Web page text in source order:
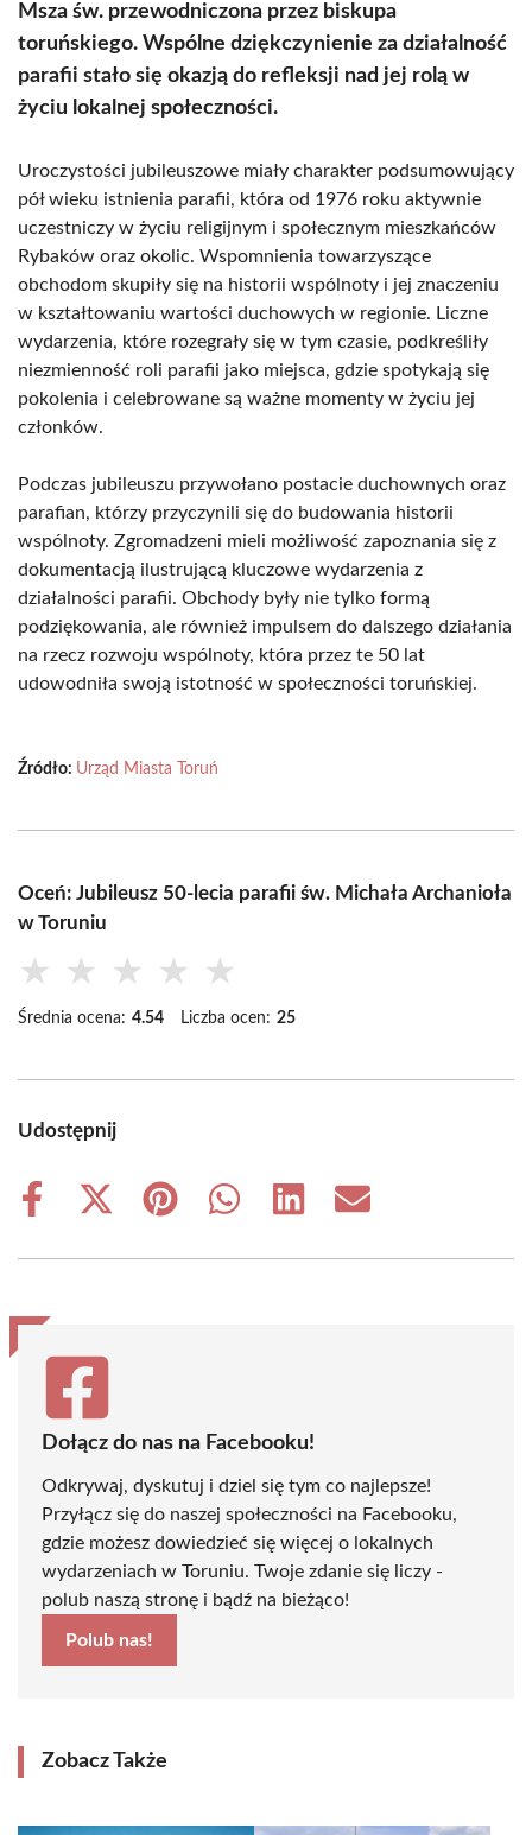
Msza św. przewodniczona przez biskupa
toruńskiego. Wspólne dziękczynienie za działalność
parafii stało się okazją do refleksji nad jej rolą w
życiu lokalnej społeczności.
Uroczystości jubileuszowe miały charakter podsumowujący
pół wieku istnienia parafii, która od 1976 roku aktywnie
uczestniczy w życiu religijnym i społecznym mieszkańców
Rybaków oraz okolic. Wspomnienia towarzyszące
obchodom skupiły się na historii wspólnoty i jej znaczeniu
w kształtowaniu wartości duchowych w regionie. Liczne
wydarzenia, które rozegrały się w tym czasie, podkreśliły
niezmienność roli parafii jako miejsca, gdzie spotykają się
pokolenia i celebrowane są ważne momenty w życiu jej
członków.
Podczas jubileuszu przywołano postacie duchownych oraz
parafian, którzy przyczynili się do budowania historii
wspólnoty. Zgromadzeni mieli możliwość zapoznania się z
dokumentacją ilustrującą kluczowe wydarzenia z
działalności parafii. Obchody były nie tylko formą
podziękowania, ale również impulsem do dalszego działania
na rzecz rozwoju wspólnoty, która przez te 50 lat
udowodniła swoją istotność w społeczności toruńskiej.
Źródło: Urząd Miasta Toruń
Oceń: Jubileusz 50-lecia parafii św. Michała Archanioła
w Toruniu
★ ★ ★ ★ ★
Średnia ocena: 4.54 Liczba ocen: 25
Udostępnij
Share
Share
(Twitter)
Share
Share
Share
Share
Dołącz do nas na Facebooku!
Odkrywaj, dyskutuj i dziel się tym co najlepsze!
Przyłącz się do naszej społeczności na Facebooku,
gdzie możesz dowiedzieć się więcej o lokalnych
wydarzeniach w Toruniu. Twoje zdanie się liczy -
polub naszą stronę i bądź na bieżąco!
Polub nas!
Zobacz Także